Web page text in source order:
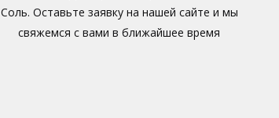
Соль. Оставьте заявку на нашей сайте и мы
свяжемся с вами в ближайшее время